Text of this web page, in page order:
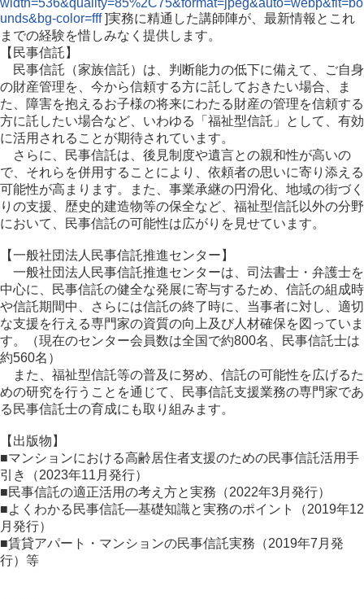
width=536&quality=85%2C75&format=jpeg&auto=webp&fit=bo
unds&bg-color=fff]実務に精通した講師陣が、最新情報とこれ
までの経験を惜しみなく提供します。
【民事信託】
民事信託（家族信託）は、判断能力の低下に備えて、ご自身
の財産管理を、今から信頼する方に託しておきたい場合、ま
た、障害を抱えるお子様の将来にわたる財産の管理を信頼する
方に託したい場合など、いわゆる「福祉型信託」として、有効
に活用されることが期待されています。
さらに、民事信託は、後見制度や遺言との親和性が高いの
で、それらを併用することにより、依頼者の思いに寄り添える
可能性が高まります。また、事業承継の円滑化、地域の街づく
りの支援、歴史的建造物等の保全など、福祉型信託以外の分野
において、民事信託の可能性は広がりを見せています。
【一般社団法人民事信託推進センター】
一般社団法人民事信託推進センターは、司法書士・弁護士を
中心に、民事信託の健全な発展に寄与するため、信託の組成時
や信託期間中、さらには信託の終了時に、当事者に対し、適切
な支援を行える専門家の資質の向上及び人材確保を図っていま
す。（現在のセンター会員数は全国で約800名、民事信託士は
約560名）
また、福祉型信託等の普及に努め、信託の可能性を広げるた
めの研究を行うことを通じて、民事信託支援業務の専門家であ
る民事信託士の育成にも取り組みます。
【出版物】
■マンションにおける高齢居住者支援のための民事信託活用手
引き（2023年11月発行）
■民事信託の適正活用の考え方と実務（2022年3月発行）
■よくわかる民事信託―基礎知識と実務のポイント（2019年12
月発行）
■賃貸アパート・マンションの民事信託実務（2019年7月発
行）等